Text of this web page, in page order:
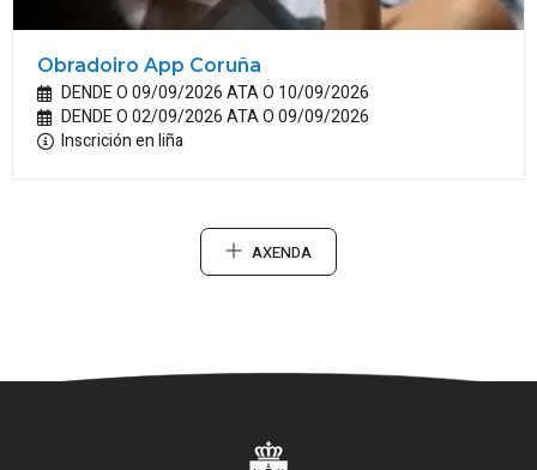
Obradoiro App Coruña
DENDE O 09/09/2026 ATA O 10/09/2026
DENDE O 02/09/2026 ATA O 09/09/2026
Inscrición en liña
AXENDA